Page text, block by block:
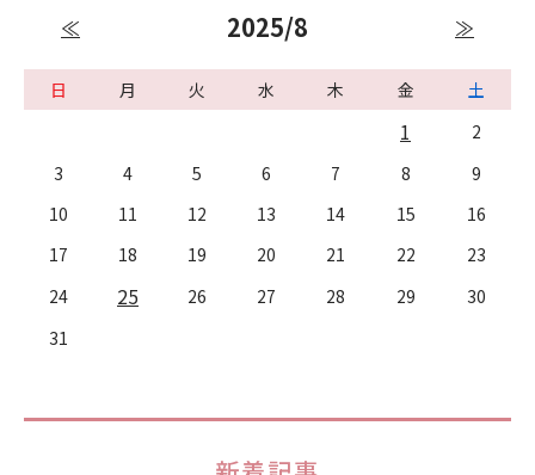
≪ 2025/8 ≫
日 月 火 水 木 金 土
1
2
3
4 5 6 7 8
9
10
11 12 13 14 15
16
17
18 19 20 21 22
23
24
25 26 27 28 29
30
31